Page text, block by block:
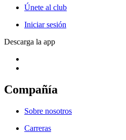
Únete al club
Iniciar sesión
Descarga la app
Compañía
Sobre nosotros
Carreras